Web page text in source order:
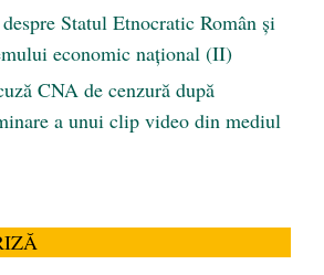
Statul Etnocratic Român şi
economic naţional (II)
CNA de cenzură după
a unui clip video din mediul